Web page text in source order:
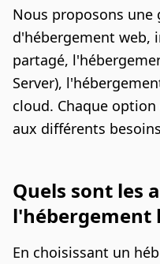
Nous proposons une
d'hébergement web,
partagé,
Server),
cloud. Chaque
aux différents
Quels sont les
l'hébergement
En choisissant un